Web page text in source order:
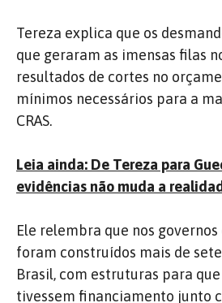
Tereza explica que os
que geraram as imensas filas
resultados de cortes no
mínimos necessários para a
CRAS.
Leia ainda: De Tereza para
evidências não muda a
Ele relembra que nos
foram construídos mais de
Brasil, com estruturas para
tivessem financiamento junto